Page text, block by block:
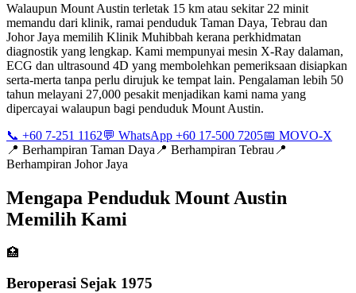
Walaupun Mount Austin terletak 15 km atau sekitar 22 minit
memandu dari klinik, ramai penduduk Taman Daya, Tebrau dan
Johor Jaya memilih Klinik Muhibbah kerana perkhidmatan
diagnostik yang lengkap. Kami mempunyai mesin X-Ray dalaman,
ECG dan ultrasound 4D yang membolehkan pemeriksaan disiapkan
serta-merta tanpa perlu dirujuk ke tempat lain. Pengalaman lebih 50
tahun melayani 27,000 pesakit menjadikan kami nama yang
dipercayai walaupun bagi penduduk Mount Austin.
📞 +60 7-251 1162💬 WhatsApp +60 17-500 7205📅 MOVO-X
📍 Berhampiran Taman Daya 📍 Berhampiran Tebrau 📍
Berhampiran Johor Jaya
Mengapa Penduduk Mount Austin
Memilih Kami
🏥
Beroperasi Sejak 1975